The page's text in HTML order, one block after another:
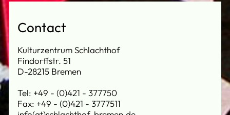
Contact
Kulturzentrum Schlachthof
Findorffstr. 51
D-28215 Bremen
Tel: +49 - (0)421 - 377750
Fax: +49 - (0)421 - 3777511